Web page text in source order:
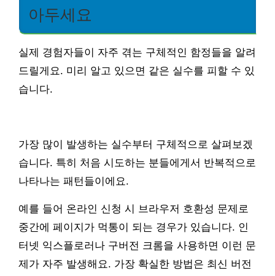
아두세요
실제 경험자들이 자주 겪는 구체적인 함정들을 알려
드릴게요. 미리 알고 있으면 같은 실수를 피할 수 있
습니다.
가장 많이 발생하는 실수부터 구체적으로 살펴보겠
습니다. 특히 처음 시도하는 분들에게서 반복적으로
나타나는 패턴들이에요.
예를 들어 온라인 신청 시 브라우저 호환성 문제로
중간에 페이지가 먹통이 되는 경우가 있습니다. 인
터넷 익스플로러나 구버전 크롬을 사용하면 이런 문
제가 자주 발생해요. 가장 확실한 방법은 최신 버전